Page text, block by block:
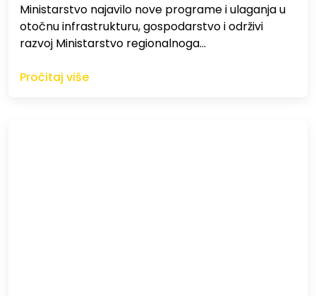
Ministarstvo najavilo nove programe i ulaganja u
otočnu infrastrukturu, gospodarstvo i održivi
razvoj Ministarstvo regionalnoga…
Pročitaj više